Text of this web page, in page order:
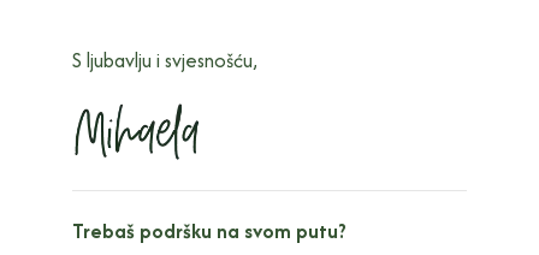
S ljubavlju i svjesnošću,
Trebaš podršku na svom putu?